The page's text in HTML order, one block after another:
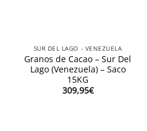
SUR DEL LAGO - VENEZUELA
Granos de Cacao – Sur Del
Lago (Venezuela) – Saco
15KG
309,95€